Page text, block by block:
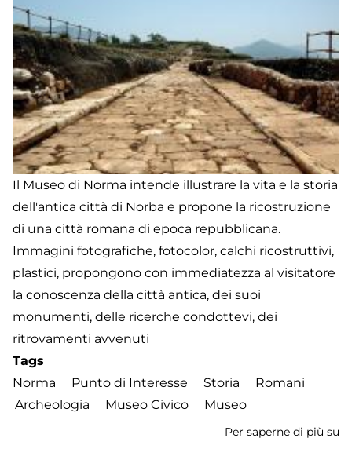
Il Museo di Norma intende illustrare la vita e la storia
dell'antica città di Norba e propone la ricostruzione
di una città romana di epoca repubblicana.
Immagini fotografiche, fotocolor, calchi ricostruttivi,
plastici, propongono con immediatezza al visitatore
la conoscenza della città antica, dei suoi
monumenti, delle ricerche condottevi, dei
ritrovamenti avvenuti
Tags
Norma
Punto di Interesse Storia
Romani
Archeologia
Museo Civico Museo
Per saperne di più su